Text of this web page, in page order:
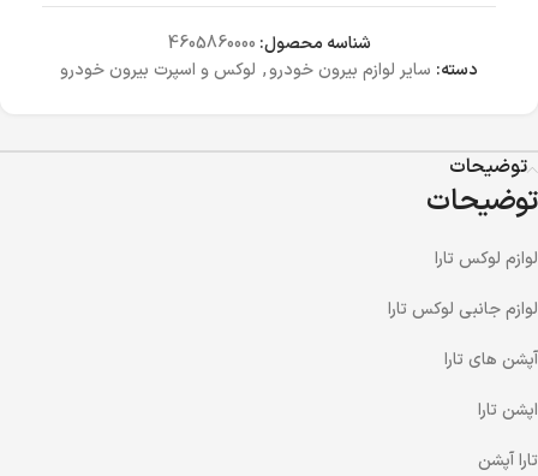
شناسه محصول: 4605860000
دسته: سایر لوازم بیرون خودرو, لوکس و اسپرت بیرون خودرو
توضیحات
توضیحات
لوازم لوکس تارا
لوازم جانبی لوکس تارا
آپشن های تارا
اپشن تارا
تارا آپشن